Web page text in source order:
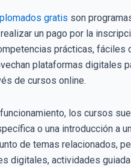
gratis son
un pago por la
prácticas, fáciles
plataformas digitales
de cursos online.
los cursos
o una introducción a
de temas relacionados,
digitales, actividades